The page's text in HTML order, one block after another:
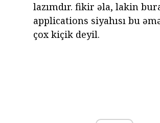
lazımdır. fikir əla, lakin
applications siyahısı bu
çox kiçik deyil.